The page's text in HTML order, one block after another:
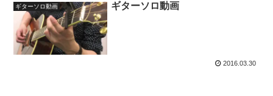
ギターソロ動画 ギターソロ動画
2016.03.30